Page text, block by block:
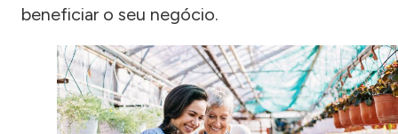
beneficiar o seu negócio.